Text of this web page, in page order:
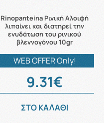
Rinopanteina Ρινική Αλοιφή
λιπαίνει και διατηρεί την
ενυδάτωση του ρινικού
βλεννογόνου 10gr
WEB OFFER Only!
9.31€
ΣΤΟ ΚΑΛΑΘΙ